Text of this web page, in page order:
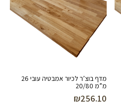
מדף בוצ’ר לכיור אמבטיה עובי 26
מ”מ 20/80
₪256.10